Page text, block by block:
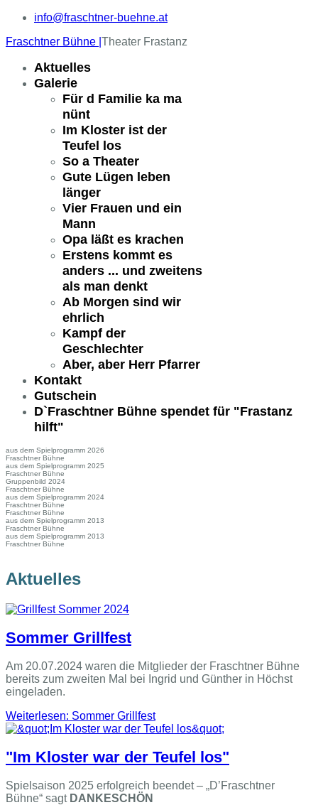
info@fraschtner-buehne.at
Fraschtner Bühne | Theater Frastanz
Aktuelles
Galerie
Für d Familie ka ma
nünt
Im Kloster ist der
Teufel los
So a Theater
Gute Lügen leben
länger
Vier Frauen und ein
Mann
Opa läßt es krachen
Erstens kommt es
anders ... und zweitens
als man denkt
Ab Morgen sind wir
ehrlich
Kampf der
Geschlechter
Aber, aber Herr Pfarrer
Kontakt
Gutschein
D`Fraschtner Bühne spendet für "Frastanz
hilft"
aus dem Spielprogramm 2026
Fraschtner Bühne
aus dem Spielprogramm 2025
Fraschtner Bühne
Gruppenbild 2024
Fraschtner Bühne
aus dem Spielprogramm 2024
Fraschtner Bühne
Fraschtner Bühne
aus dem Spielprogramm 2013
Fraschtner Bühne
aus dem Spielprogramm 2013
Fraschtner Bühne
Aktuelles
Sommer Grillfest
Am 20.07.2024 waren die Mitglieder der Fraschtner Bühne
bereits zum zweiten Mal bei Ingrid und Günther in Höchst
eingeladen.
Weiterlesen: Sommer Grillfest
"Im Kloster war der Teufel los"
Spielsaison 2025 erfolgreich beendet – „D’Fraschtner
Bühne“ sagt DANKESCHÖN